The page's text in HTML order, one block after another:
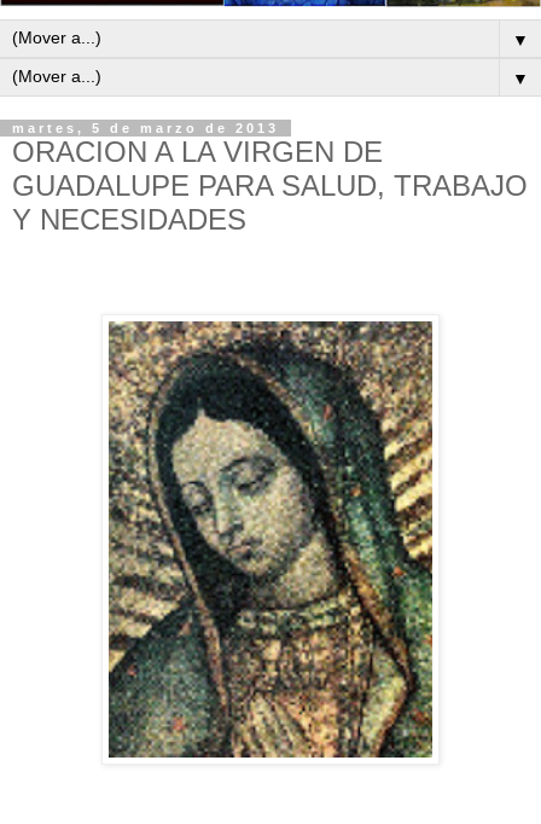
▼
▼
martes, 5 de marzo de 2013
ORACION A LA VIRGEN DE
GUADALUPE PARA SALUD, TRABAJO
Y NECESIDADES